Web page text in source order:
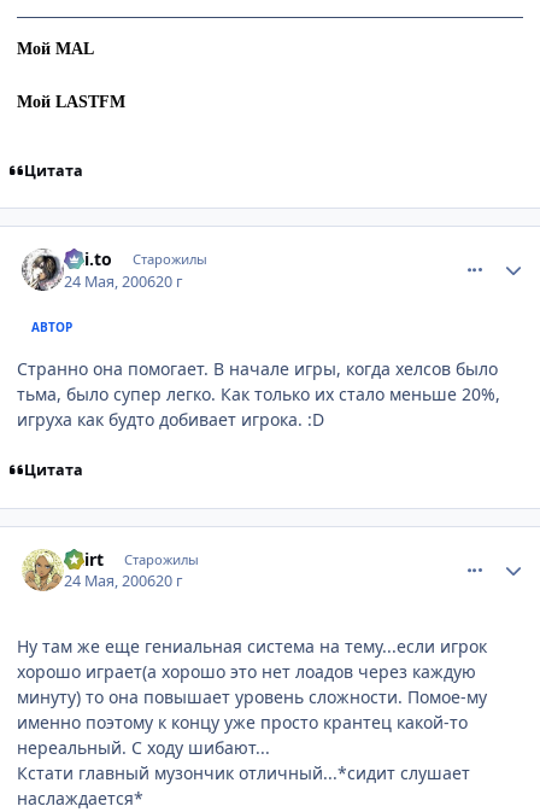
Мой MAL
Мой LASTFM
Цитата
Kai.to Старожилы
24 Мая, 200620 г
АВТОР
Странно она помогает. В начале игры, когда хелсов было
тьма, было супер легко. Как только их стало меньше 20%,
игруха как будто добивает игрока. :D
Цитата
Dzirt Старожилы
24 Мая, 200620 г
Ну там же еще гениальная система на тему...если игрок
хорошо играет(а хорошо это нет лоадов через каждую
минуту) то она повышает уровень сложности. Помое-му
именно поэтому к концу уже просто крантец какой-то
нереальный. С ходу шибают...
Кстати главный музончик отличный...*сидит слушает
наслаждается*